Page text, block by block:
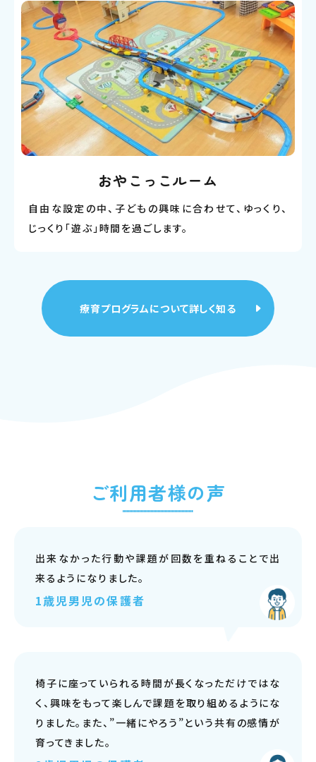
おやこっこルーム
自由な設定の中、子どもの興味に合わせて、ゆっくり、
じっくり「遊ぶ」時間を過ごします。
療育プログラムについて詳しく知る
ご利用者様の声
出来なかった行動や課題が回数を重ねることで出
来るようになりました。
1歳児男児の保護者
椅子に座っていられる時間が長くなっただけではな
く、興味をもって楽しんで課題を取り組めるようにな
りました。また、”一緒にやろう”という共有の感情が
育ってきました。